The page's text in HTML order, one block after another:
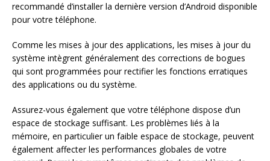
recommandé d’installer la dernière version d’Android disponible
pour votre téléphone.
Comme les mises à jour des applications, les mises à jour du
système intègrent généralement des corrections de bogues
qui sont programmées pour rectifier les fonctions erratiques
des applications ou du système.
Assurez-vous également que votre téléphone dispose d’un
espace de stockage suffisant. Les problèmes liés à la
mémoire, en particulier un faible espace de stockage, peuvent
également affecter les performances globales de votre